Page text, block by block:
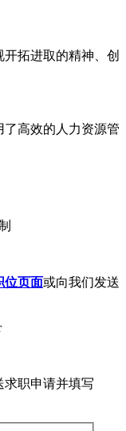
拓进取的精神、创
高效的人力资源管
位页面或向我们发送
求职申请并填写